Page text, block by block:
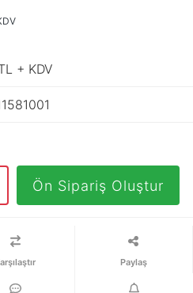
+ KDV
Ön Sipariş Oluştur
Paylaş